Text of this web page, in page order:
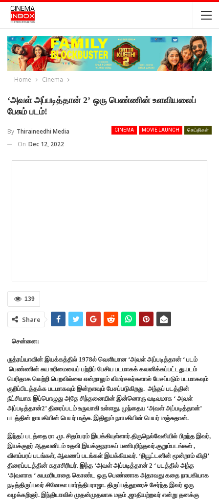
Home Cinema
‘அவள் அப்படித்தான் 2’ ஒரு பெண்ணின் உளவியலைப்
பேசும் படம்!
CINEMA MOVIE LAUNCH செய்திகள்
By Thiraineedhi Media
On Dec 12, 2022
139
Share
சென்னை:
ருத்ரய்யாவின் இயக்கத்தில் 1978ல் வெளியான ‘அவள் அப்படித்தான் ‘ படம்
பெண்ணின் சுய உரிமையைப் பற்றிப் பேசிய படமாகக் கவனிக்கப்பட்டது.படம்
பெரிதாக வெற்றி பெறவில்லை என்றாலும் விமர்சகர்களால் பேசப்படும் படமாகவும்
குறிப்பிடத்தக்க படமாகவும் இன்றளவும் பேசப்படுகிறது. அந்தப் படத்தின்
நீட்சியாக இப்பொழுது அதே சிந்தனையின் இன்னொரு வடிவமாக ‘ அவள்
அப்படித்தான்2’ திரைப்படம் உருவாகி உள்ளது. முந்தைய ‘அவள் அப்படித்தான்’
படத்தின் நாயகியின் பெயர் மஞ்சு. இதிலும் நாயகியின் பெயர் மஞ்சுதான்.
இந்தப் படத்தை ரா .மு. சிதம்பரம் இயக்கியுள்ளார்.திருநெல்வேலியில் பிறந்த இவர்,
இயக்குநர் ஆதவனிடம் உதவி இயக்குநராகப் பணிபுரிந்தவர்.குறும்படங்கள் ,
விளம்பரப் படங்கள், ஆவணப் படங்கள் இயக்கியவர். ‘நியூட்டனின் மூன்றாம் விதி’
திரைப்படத்தின் கதாசிரியர். இந்த ‘அவள் அப்படித்தான் 2 ‘ படத்தில் அந்த
‘அவளாக ‘ சுயமரியாதை கொண்ட ஒரு பெண்ணாக அதாவது கதை நாயகியாக
நடித்திருப்பவர் சினேகா பார்த்திபராஜா. திருப்பத்தூரைச் சேர்ந்த இவர் ஒரு
வழக்கறிஞர். இந்தியாவில் முதன்முதலாக மதம் ,ஜாதியற்றவர் என்று தனக்கு